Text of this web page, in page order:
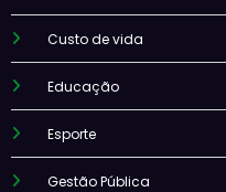
Custo de vida
Educação
Esporte
Gestão Pública